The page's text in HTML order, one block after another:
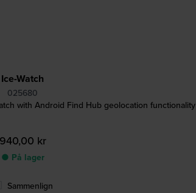
Ice-Watch
025680
with Android Find Hub geolocation functionality
940,00 kr
● På lager
Sammenlign